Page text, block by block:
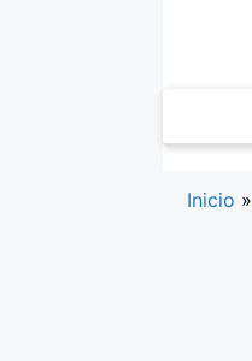
Inicio »